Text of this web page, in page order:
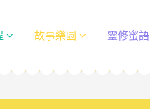
故事樂園 靈修蜜語